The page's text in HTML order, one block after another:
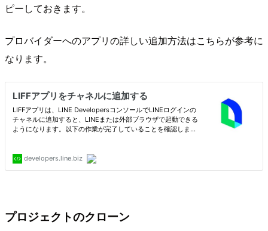
ピーしておきます。
プロバイダーへのアプリの詳しい追加方法はこちらが参考に
なります。
プロジェクトのクローン